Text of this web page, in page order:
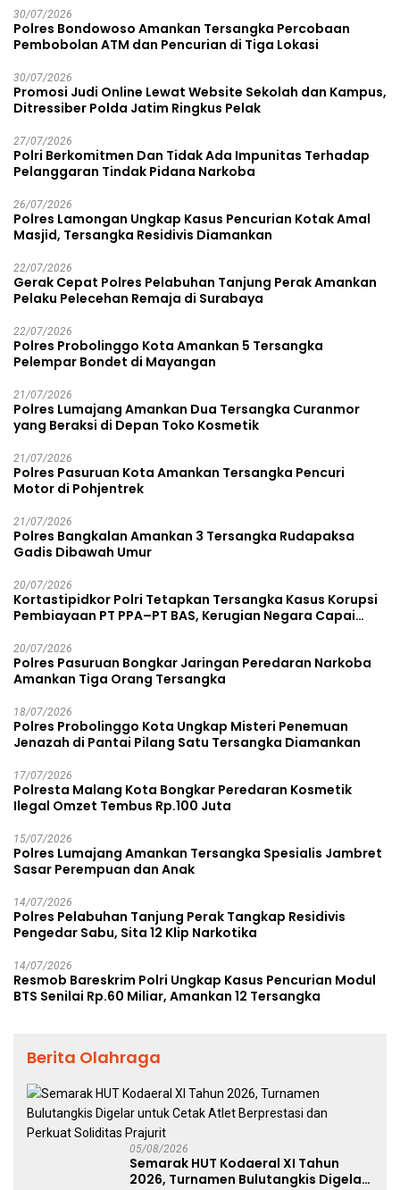
30/07/2026
Polres Bondowoso Amankan Tersangka Percobaan
Pembobolan ATM dan Pencurian di Tiga Lokasi
30/07/2026
Promosi Judi Online Lewat Website Sekolah dan Kampus,
Ditressiber Polda Jatim Ringkus Pelak
27/07/2026
Polri Berkomitmen Dan Tidak Ada Impunitas Terhadap
Pelanggaran Tindak Pidana Narkoba
26/07/2026
Polres Lamongan Ungkap Kasus Pencurian Kotak Amal
Masjid, Tersangka Residivis Diamankan
22/07/2026
Gerak Cepat Polres Pelabuhan Tanjung Perak Amankan
Pelaku Pelecehan Remaja di Surabaya
22/07/2026
Polres Probolinggo Kota Amankan 5 Tersangka
Pelempar Bondet di Mayangan
21/07/2026
Polres Lumajang Amankan Dua Tersangka Curanmor
yang Beraksi di Depan Toko Kosmetik
21/07/2026
Polres Pasuruan Kota Amankan Tersangka Pencuri
Motor di Pohjentrek
21/07/2026
Polres Bangkalan Amankan 3 Tersangka Rudapaksa
Gadis Dibawah Umur
20/07/2026
Kortastipidkor Polri Tetapkan Tersangka Kasus Korupsi
Pembiayaan PT PPA–PT BAS, Kerugian Negara Capai
20/07/2026
Polres Pasuruan Bongkar Jaringan Peredaran Narkoba
Amankan Tiga Orang Tersangka
18/07/2026
Polres Probolinggo Kota Ungkap Misteri Penemuan
Jenazah di Pantai Pilang Satu Tersangka Diamankan
17/07/2026
Polresta Malang Kota Bongkar Peredaran Kosmetik
Ilegal Omzet Tembus Rp.100 Juta
15/07/2026
Polres Lumajang Amankan Tersangka Spesialis Jambret
Sasar Perempuan dan Anak
14/07/2026
Polres Pelabuhan Tanjung Perak Tangkap Residivis
Pengedar Sabu, Sita 12 Klip Narkotika
14/07/2026
Resmob Bareskrim Polri Ungkap Kasus Pencurian Modul
BTS Senilai Rp.60 Miliar, Amankan 12 Tersangka
Berita Olahraga
05/08/2026
Semarak HUT Kodaeral XI Tahun
2026, Turnamen Bulutangkis Digelar